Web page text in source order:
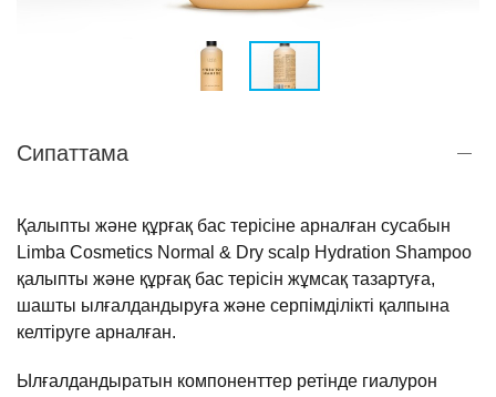
Сипаттама
Қалыпты және құрғақ бас терісіне арналған сусабын
Limba Cosmetics Normal & Dry scalp Hydration Shampoo
қалыпты және құрғақ бас терісін жұмсақ тазартуға,
шашты ылғалдандыруға және серпімділікті қалпына
келтіруге арналған.
Ылғалдандыратын компоненттер ретінде гиалурон